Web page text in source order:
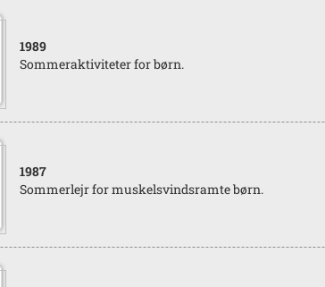
1989
Sommeraktiviteter for børn.
1987
Sommerlejr for muskelsvindsramte børn.